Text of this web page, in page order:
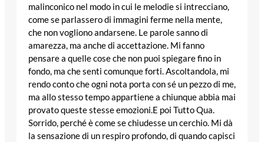
malinconico nel modo in cui le melodie si intrecciano,
come se parlassero di immagini ferme nella mente,
che non vogliono andarsene. Le parole sanno di
amarezza, ma anche di accettazione. Mi fanno
pensare a quelle cose che non puoi spiegare ﬁno in
fondo, ma che senti comunque forti. Ascoltandola, mi
rendo conto che ogni nota porta con sé un pezzo di me,
ma allo stesso tempo appartiene a chiunque abbia mai
provato queste stesse emozioni.E poi Tutto Qua.
Sorrido, perché è come se chiudesse un cerchio. Mi dà
la sensazione di un respiro profondo, di quando capisci